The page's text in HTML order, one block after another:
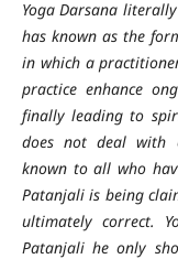
Yoga Darsana
has known as the
in which a
practice enhance
finally leading to
does not deal with
known to all who
Patanjali is being
ultimately correct.
Patanjali he only